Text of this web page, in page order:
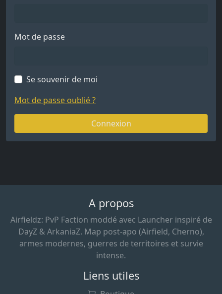
Mot de passe
Se souvenir de moi
Mot de passe oublié ?
Connexion
A propos
Airfieldz: PvP Faction moddé avec Launcher inspiré de
DayZ & ArkaniaZ. Map post-apo (Airfield, Cherno),
armes modernes, guerres de territoires et survie
intense.
Liens utiles